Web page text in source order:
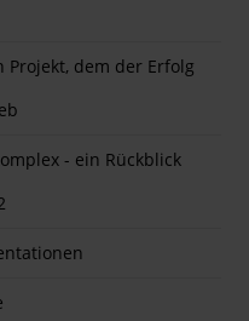
Projekt, dem der Erfolg
- ein Rückblick